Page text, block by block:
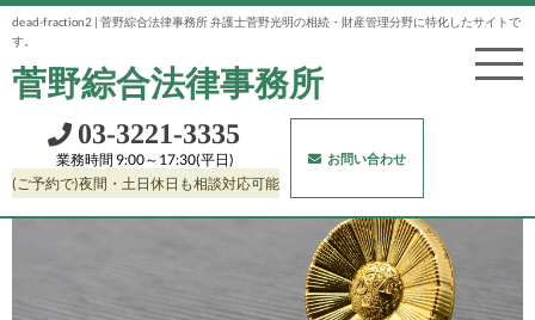
dead-fraction2 | 菅野綜合法律事務所 弁護士菅野光明の相続・財産管理分野に特化したサイトで
す。
菅野綜合法律事務所
03‐3221‐3335
業務時間 9:00～17:30(平日)
(ご予約で)夜間・土日休日も相談対応可能
お問い合わせ